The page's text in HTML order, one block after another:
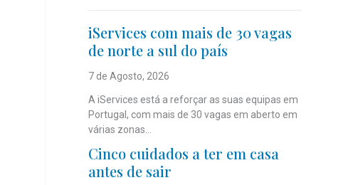
iServices com mais de 30 vagas
de norte a sul do país
7 de Agosto, 2026
A iServices está a reforçar as suas equipas em
Portugal, com mais de 30 vagas em aberto em
várias zonas...
Cinco cuidados a ter em casa
antes de sair